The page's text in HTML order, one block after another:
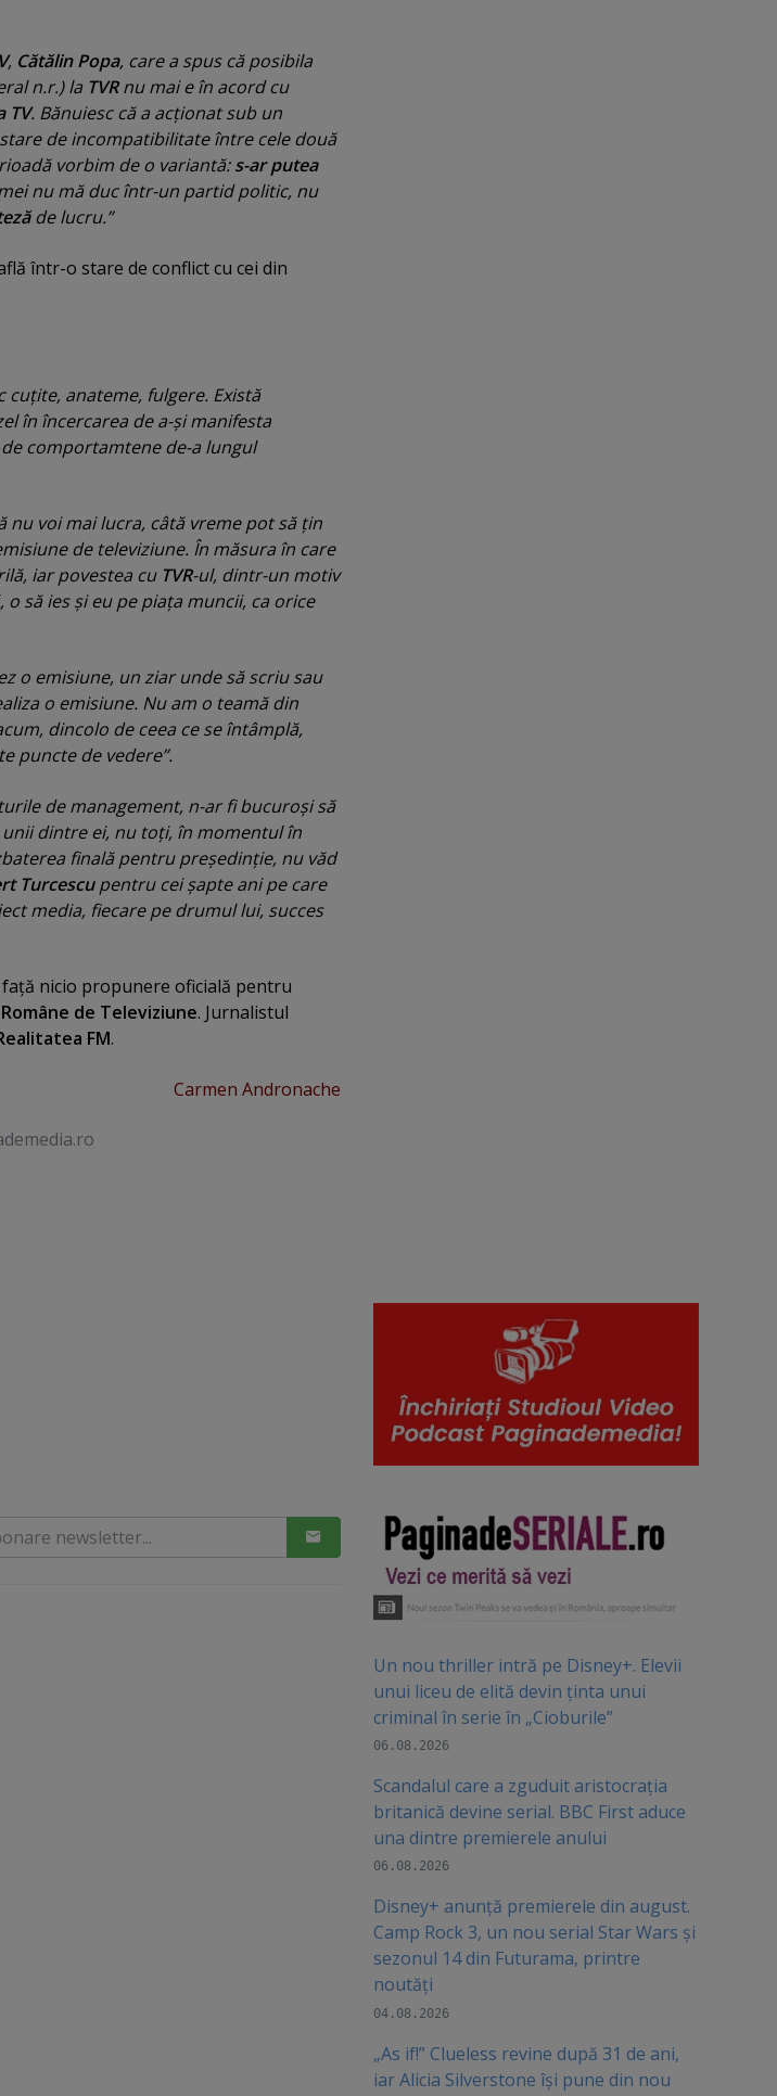
, Cătălin Popa, care a spus că posibila
n.r.) la TVRnu mai e în acord cu
TV. Bănuiesc că a acţionat sub un
de incompatibilitate între cele două
vorbim de o variantă:s-ar putea
nu mă duc într-un partid politic, nu
de lucru.”
într-o stare de conflict cu cei din
anateme, fulgere. Există
în încercarea de a-şi manifesta
comportamtene de-a lungul
nu voi mai lucra, câtă vreme pot să ţin
de televiziune. În măsura în care
iar povestea cu TVR-ul, dintr-un motiv
să ies şi eu pe piaţa muncii, ca orice
o emisiune, un ziar unde să scriu sau
o emisiune. Nu am o teamă din
dincolo de ceea ce se întâmplă,
puncte de vedere”.
de management, n-ar fi bucuroşi să
unii dintre ei, nu toţi, în momentul în
finală pentru preşedinţie, nu văd
Turcescupentru cei şapte ani pe care
media, fiecare pe drumul lui, succes
nicio propunere oficială pentru
de Televiziune. Jurnalistul
FM.
Carmen Andronache
Un nou thriller intră pe Disney+. Elevii
unui liceu de elită devin ținta unui
criminal în serie în „Cioburile”
06.08.2026
Scandalul care a zguduit aristocrația
britanică devine serial. BBC First aduce
una dintre premierele anului
06.08.2026
Disney+ anunță premierele din august.
Camp Rock 3, un nou serial Star Wars și
sezonul 14 din Futurama, printre
noutăți
04.08.2026
„As if!” Clueless revine după 31 de ani,
iar Alicia Silverstone își pune din nou